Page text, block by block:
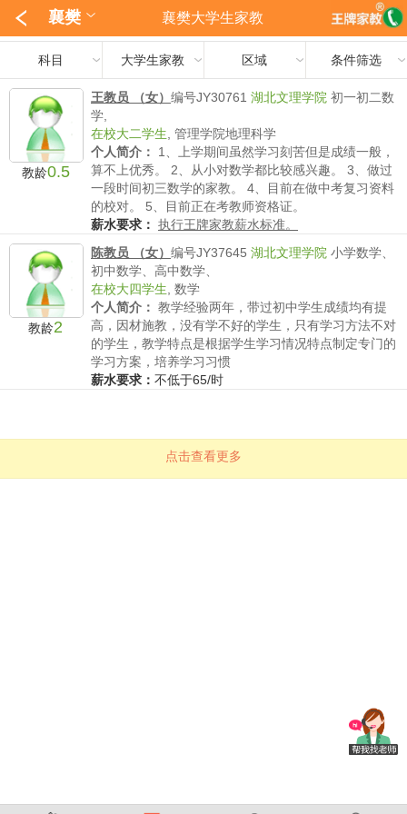
襄樊 襄樊大学生家教
科目 大学生家教 区域 条件筛选
教龄0.5
王教员 （女） 编号JY30761 湖北文理学院 初一初二数
学,
在校大二学生 管理学院地理科学
个人简介：
1、上学期间虽然学习刻苦但是成绩一般，
算不上优秀。 2、从小对数学都比较感兴趣。 3、做过
一段时间初三数学的家教。 4、目前在做中考复习资料
的校对。 5、目前正在考教师资格证。
薪水要求： 执行王牌家教薪水标准。
教龄2
陈教员 （女） 编号JY37645 湖北文理学院 小学数学、
初中数学、高中数学、
在校大四学生 数学
个人简介： 教学经验两年，带过初中学生成绩均有提
高，因材施教，没有学不好的学生，只有学习方法不对
的学生，教学特点是根据学生学习情况特点制定专门的
学习方案，培养学习习惯
薪水要求： 不低于65/时
点击查看更多